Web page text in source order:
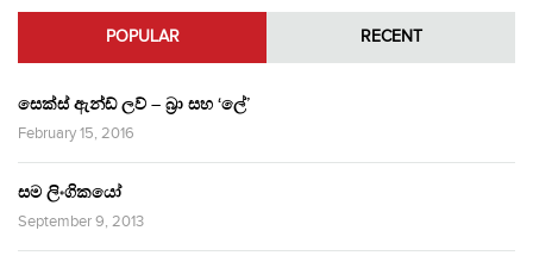
POPULAR RECENT
සෙක්ස් ඇන්ඩ් ලව් – බ්‍රා සහ ‘ලේ’
February 15, 2016
සම ලිංගිකයෝ
September 9, 2013